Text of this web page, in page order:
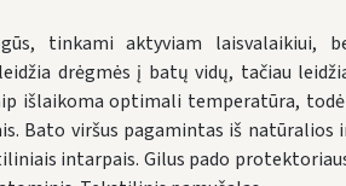
tinkami aktyviam laisvalaikiui,
drėgmės į batų vidų, tačiau
išlaikoma optimali temperatūra,
Bato viršus pagamintas iš natūralios
intarpais. Gilus pado